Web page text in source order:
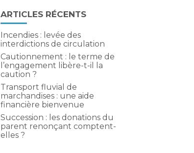
ARTICLES RÉCENTS
Incendies : levée des
interdictions de circulation
Cautionnement : le terme de
l’engagement libère-t-il la
caution ?
Transport fluvial de
marchandises : une aide
financière bienvenue
Succession : les donations du
parent renonçant comptent-
elles ?